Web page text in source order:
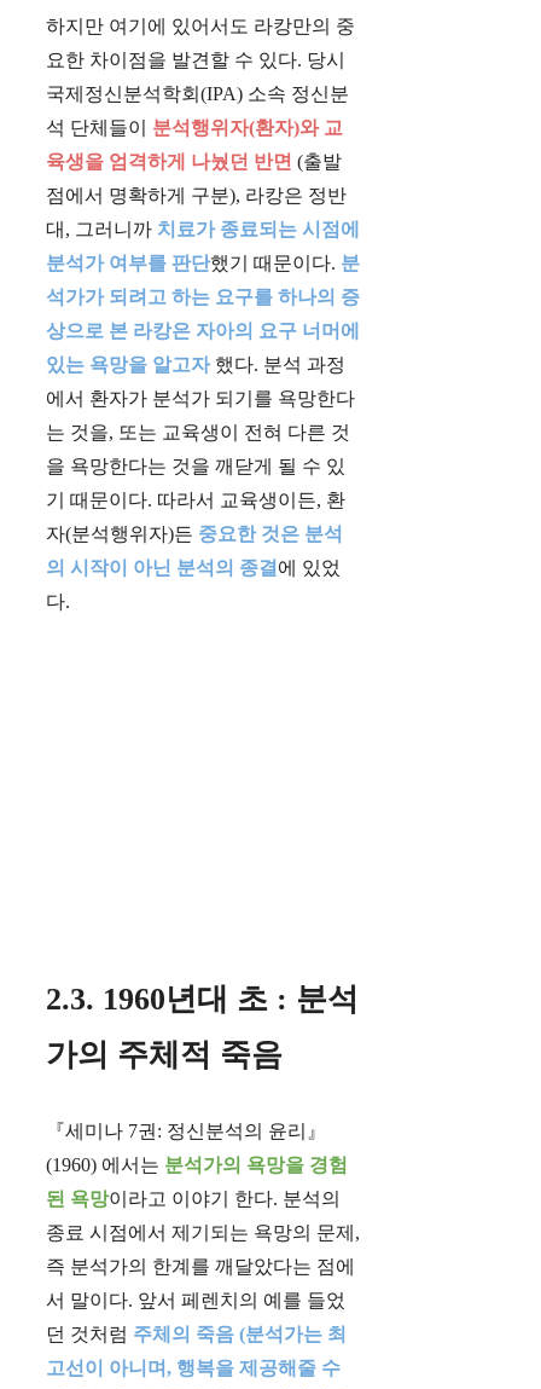
하지만 여기에 있어서도 라캉만의 중
요한 차이점을 발견할 수 있다. 당시
국제정신분석학회(IPA) 소속 정신분
석 단체들이 분석행위자(환자)와 교
육생을 엄격하게 나눴던 반면 (출발
점에서 명확하게 구분), 라캉은 정반
대, 그러니까 치료가 종료되는 시점에
분석가 여부를 판단했기 때문이다. 분
석가가 되려고 하는 요구를 하나의 증
상으로 본 라캉은 자아의 요구 너머에
있는 욕망을 알고자했다. 분석 과정
에서 환자가 분석가 되기를 욕망한다
는 것을, 또는 교육생이 전혀 다른 것
을 욕망한다는 것을 깨닫게 될 수 있
기 때문이다. 따라서 교육생이든, 환
자(분석행위자)든 중요한 것은 분석
의 시작이 아닌 분석의 종결 에 있었
다.
2.3. 1960년대 초 : 분석
가의 주체적 죽음
『세미나 7권: 정신분석의 윤리』
(1960) 에서는 분석가의 욕망을 경험
된 욕망이라고 이야기 한다. 분석의
종료 시점에서 제기되는 욕망의 문제,
즉 분석가의 한계를 깨달았다는 점에
서 말이다. 앞서 페렌치의 예를 들었
던 것처럼 주체의 죽음 (분석가는 최
고선이 아니며, 행복을 제공해줄 수